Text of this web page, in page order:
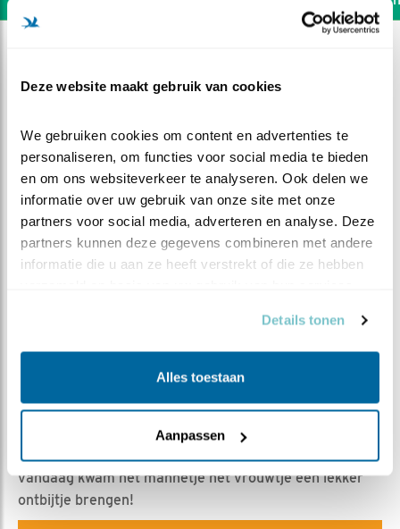
Deze website maakt gebruik van cookies
We gebruiken cookies om content en advertenties te
personaliseren, om functies voor social media te bieden
en om ons websiteverkeer te analyseren. Ook delen we
informatie over uw gebruik van onze site met onze
partners voor social media, adverteren en analyse. Deze
partners kunnen deze gegevens combineren met andere
informatie die u aan ze heeft verstrekt of die ze hebben
Details tonen
Alles toestaan
Aanpassen
Een lekker ontbijtje
Renate Kloostra | Geplaatst op 26 april 2020, 8:30 |
Het is de laatste tijd vrij rustig bij de kast, maar
vandaag kwam het mannetje het vrouwtje een lekker
ontbijtje brengen!